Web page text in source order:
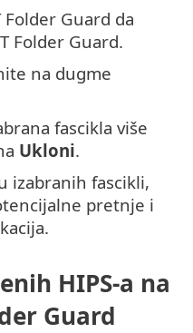
Folder Guard da
Folder Guard.
na dugme
fascikla više
Ukloni.
izabranih fascikli,
pretnje i
HIPS-a na
Guard